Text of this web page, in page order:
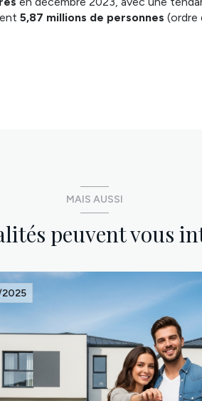
5,87 millions de personnes (ordre
MAIS AUSSI
peuvent vous
2025